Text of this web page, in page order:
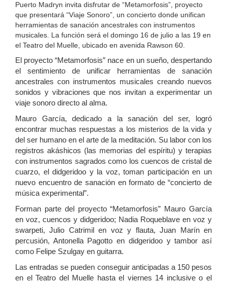
Puerto Madryn invita disfrutar de “Metamorfosis”, proyecto
que presentará “Viaje Sonoro”, un concierto donde unifican
herramientas de sanación ancestrales con instrumentos
musicales. La función será el domingo 16 de julio a las 19 en
el Teatro del Muelle, ubicado en avenida Rawson 60.
El proyecto “Metamorfosis” nace en un sueño, despertando
el sentimiento de unificar herramientas de sanación
ancestrales con instrumentos musicales creando nuevos
sonidos y vibraciones que nos invitan a experimentar un
viaje sonoro directo al alma.
Mauro García, dedicado a la sanación del ser, logró
encontrar muchas respuestas a los misterios de la vida y
del ser humano en el arte de la meditación. Su labor con los
registros akáshicos (las memorias del espíritu) y terapias
con instrumentos sagrados como los cuencos de cristal de
cuarzo, el didgeridoo y la voz, toman participación en un
nuevo encuentro de sanación en formato de “concierto de
música experimental”.
Forman parte del proyecto “Metamorfosis” Mauro García
en voz, cuencos y didgeridoo; Nadia Roqueblave en voz y
swarpeti, Julio Catrimil en voz y flauta, Juan Marín en
percusión, Antonella Pagotto en didgeridoo y tambor así
como Felipe Szulgay en guitarra.
Las entradas se pueden conseguir anticipadas a 150 pesos
en el Teatro del Muelle hasta el viernes 14 inclusive o el